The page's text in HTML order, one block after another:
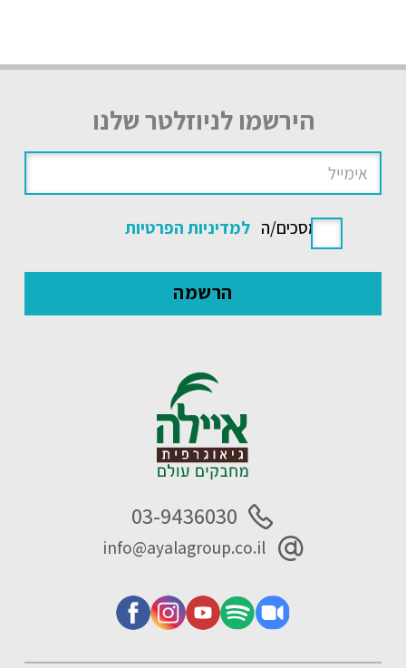
הירשמו לניוזלטר שלנו
אני מסכים/ה למדיניות הפרטיות
03-9436030
info@ayalagroup.co.il